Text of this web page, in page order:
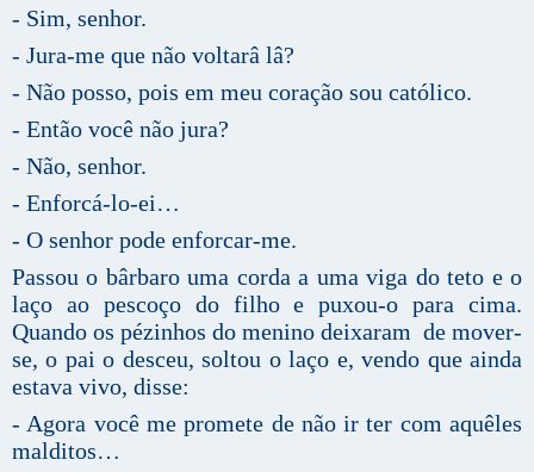
- Sim, senhor.
- Jura-me que não voltarâ lâ?
- Não posso, pois em meu coração sou católico.
- Então você não jura?
- Não, senhor.
- Enforcá-lo-ei…
- O senhor pode enforcar-me.
Passou o bârbaro uma corda a uma viga do teto e o
laço ao pescoço do filho e puxou-o para cima.
Quando os pézinhos do menino deixaram de mover-
se, o pai o desceu, soltou o laço e, vendo que ainda
estava vivo, disse:
- Agora você me promete de não ir ter com aquêles
malditos…